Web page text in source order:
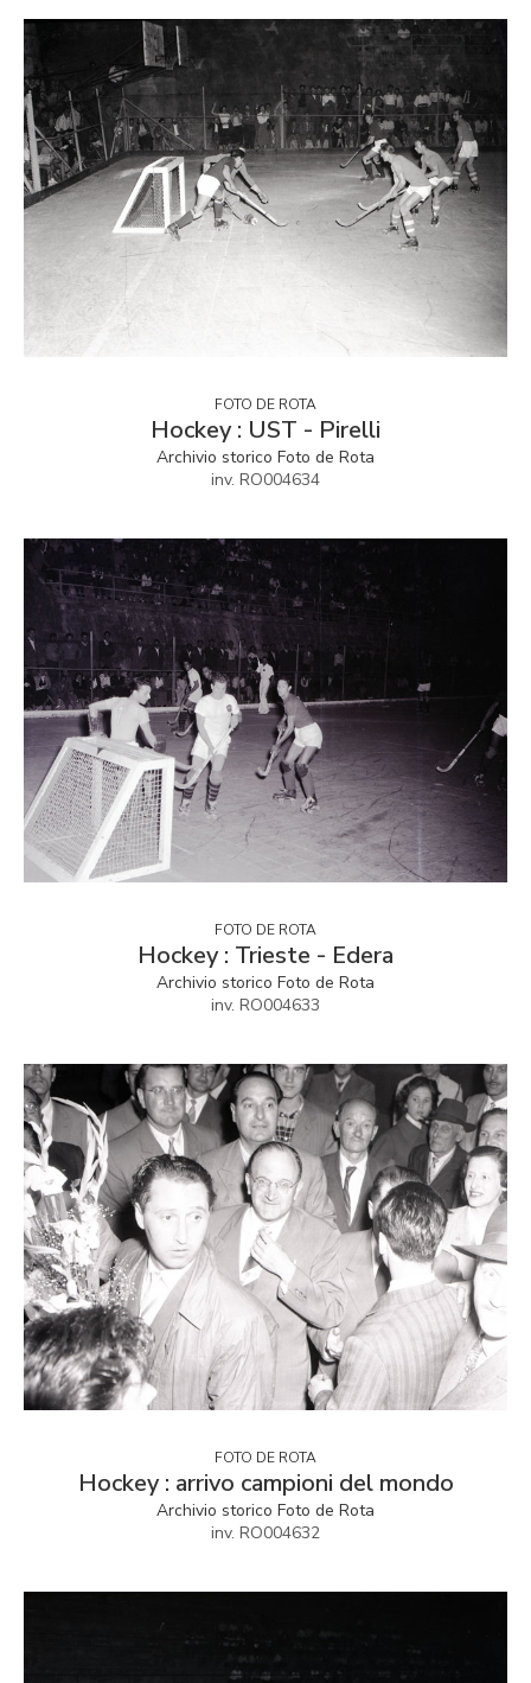
FOTO DE ROTA
Hockey : UST - Pirelli
Archivio storico Foto de Rota
inv. RO004634
FOTO DE ROTA
Hockey : Trieste - Edera
Archivio storico Foto de Rota
inv. RO004633
FOTO DE ROTA
Hockey : arrivo campioni del mondo
Archivio storico Foto de Rota
inv. RO004632